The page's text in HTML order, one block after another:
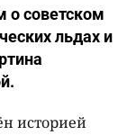
о советском
льдах и
историей